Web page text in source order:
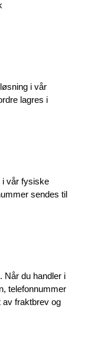
i vår
lagres i
i vår fysiske
sendes til
Når du handler i
telefonnummer
av fraktbrev og